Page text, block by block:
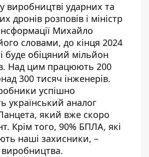
виробництві ударних та
дронів розповів і міністр
Михайло
словами, до кінця 2024
буде обіцяний мільйон
Над цим працюють 200
300 тисяч інженерів.
успішно
український аналог
який вже скоро
Крім того, 90% БПЛА, які
наші захисники, –
виробництва.